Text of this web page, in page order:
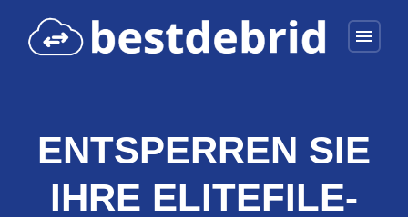
menu
ENTSPERREN SIE
IHRE ELITEFILE-